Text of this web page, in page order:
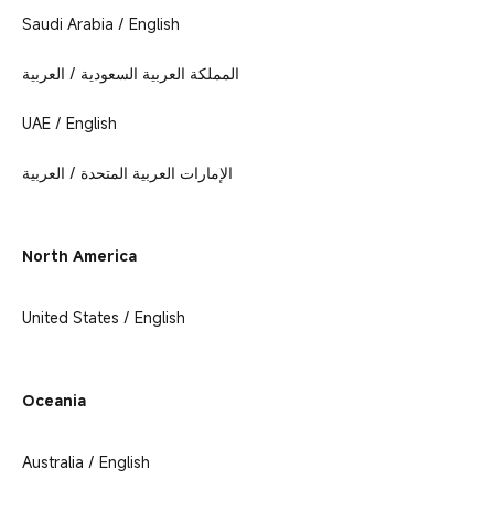
Saudi Arabia / English
المملكة العربية السعودية / العربية
UAE / English
الإمارات العربية المتحدة / العربية
North America
United States / English
Oceania
Australia / English